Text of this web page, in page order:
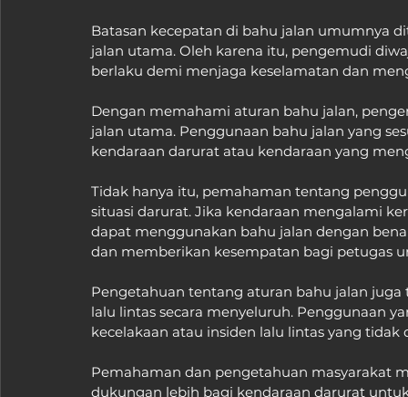
Batasan kecepatan di bahu jalan umumnya
jalan utama. Oleh karena itu, pengemudi
berlaku demi menjaga keselamatan dan
Dengan memahami aturan bahu jalan,
jalan utama. Penggunaan bahu jalan yang
kendaraan darurat atau kendaraan yang
Tidak hanya itu, pemahaman tentang
situasi darurat. Jika kendaraan mengalami
dapat menggunakan bahu jalan dengan
dan memberikan kesempatan bagi petugas
Pengetahuan tentang aturan bahu jalan
lalu lintas secara menyeluruh. Penggunaan
kecelakaan atau insiden lalu lintas yang tidak
Pemahaman dan pengetahuan masyarakat
dukungan lebih bagi kendaraan darurat